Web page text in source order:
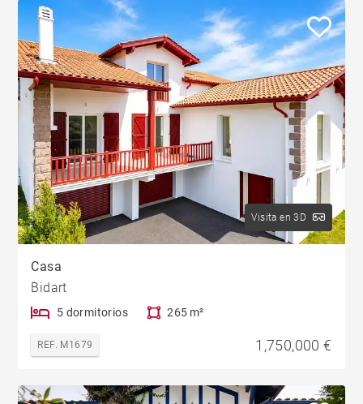
Visita en 3D
Casa
Bidart
5 dormitorios 265 m²
REF. M1679 1,750,000 €